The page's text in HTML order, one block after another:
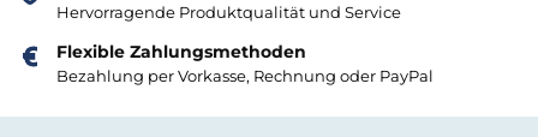
Hervorragende Produktqualität und Service
Flexible Zahlungsmethoden
Bezahlung per Vorkasse, Rechnung oder PayPal